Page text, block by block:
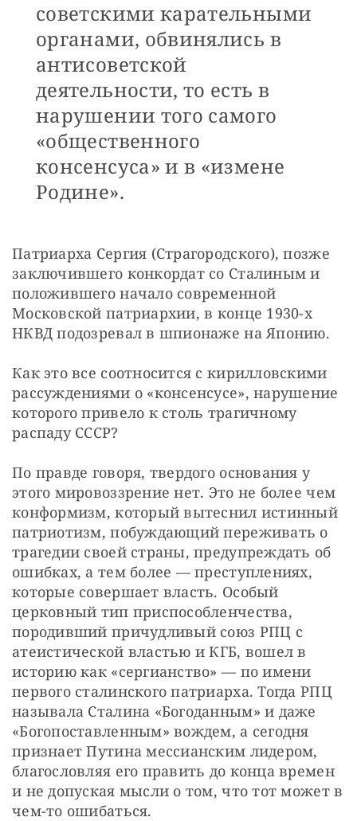
советскими карательными
органами, обвинялись в
антисоветской
деятельности, то есть в
нарушении того самого
«общественного
консенсуса» и в «измене
Родине».
Патриарха Сергия (Страгородского), позже
заключившего конкордат со Сталиным и
положившего начало современной
Московской патриархии, в конце 1930-х
НКВД подозревал в шпионаже на Японию.
Как это все соотносится с кирилловскими
рассуждениями о «консенсусе», нарушение
которого привело к столь трагичному
распаду СССР?
По правде говоря, твердого основания у
этого мировоззрение нет. Это не более чем
конформизм, который вытеснил истинный
патриотизм, побуждающий переживать о
трагедии своей страны, предупреждать об
ошибках, а тем более — преступлениях,
которые совершает власть. Особый
церковный тип приспособленчества,
породивший причудливый союз РПЦ с
атеистической властью и КГБ, вошел в
историю как «сергианство» — по имени
первого сталинского патриарха. Тогда РПЦ
называла Сталина «Богоданным» и даже
«Богопоставленным» вождем, а сегодня
признает Путина мессианским лидером,
благословляя его править до конца времен
и не допуская мысли о том, что тот может в
чем-то ошибаться.